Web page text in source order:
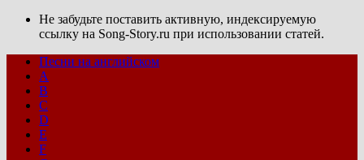
Не забудьте поставить активную, индексируемую
ссылку на Song-Story.ru при использовании статей.
Песни на английском
A
B
C
D
E
F